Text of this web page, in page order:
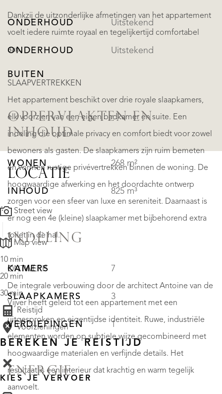
Dankzij de uitzonderlijke afmetingen van het appartement
voelt iedere ruimte royaal en tegelijkertijd comfortabel
aan.
SLAAPVERTREKKEN
Het appartement beschikt over drie royale slaapkamers,
elk voorzien van een eigen badkamer en suite. Een
indeling die optimale privacy en comfort biedt voor zowel
bewoners als gasten. De slaapkamers zijn ruim bemeten
en vormen rustige privévertrekken binnen de woning. De
hoogwaardige afwerking en het doordachte ontwerp
zorgen voor een sfeer van luxe en sereniteit. Daarnaast is
er nog een 4e (kleine) slaapkamer met bijbehorend extra
toilet in de hal.
ONTWERP
De integrale verbouwing door de architect Antoine van de
Vijver heeft geleid tot een appartement met een
uitgesproken en eigentijdse identiteit. Ruwe, industriële
elementen worden op subtiele wijze gecombineerd met
hoogwaardige materialen en verfijnde details. Het
resultaat is een interieur dat krachtig en warm tegelijk
aanvoelt.
ONDERHOUD Uitstekend
ONDERHOUD
BUITEN
Uitstekend
OPPERVLAKTEN EN
INHOUD
WONEN 268 m²
INHOUD 825 m³
INDELING
KAMERS 7
SLAAPKAMERS 3
VERDIEPINGEN 1
ENERGIE
LOCATIE
Street view
Map view
10 min
20 min
30 min
Reistijd
Voorzieningen
BEREKEN JE REISTIJD
KIES JE VERVOER